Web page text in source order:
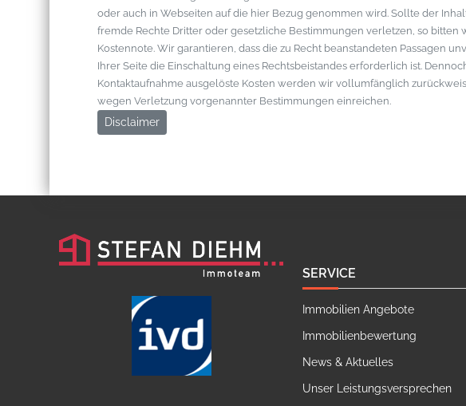
oder auch in Webseiten auf die hier Bezug genommen wird. Sollte der
fremde Rechte Dritter oder gesetzliche Bestimmungen verletzen, so
Kostennote. Wir garantieren, dass die zu Recht beanstandeten Passagen
Ihrer Seite die Einschaltung eines Rechtsbeistandes erforderlich ist.
Kontaktaufnahme ausgelöste Kosten werden wir vollumfänglich
wegen Verletzung vorgenannter Bestimmungen einreichen.
Disclaimer
SERVICE
Immobilien Angebote
Immobilienbewertung
News & Aktuelles
Unser Leistungsversprechen